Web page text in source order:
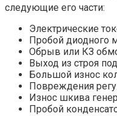
следующие его части:
Электрические
Пробой диодного
Обрыв или КЗ
Выход из строя
Большой износ
Повреждения
Износ шкива
Пробой